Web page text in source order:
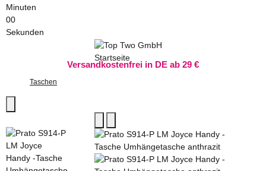
Minuten
00
Sekunden
Versandkostenfrei in DE ab 29 €
Taschen